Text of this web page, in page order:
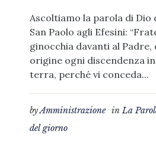
Ascoltiamo la parola di Dio
San Paolo agli Efesini:
ginocchia davanti al Padre,
origine ogni discendenza
terra, perché vi conceda...
byAmministrazione inLa
del giorno